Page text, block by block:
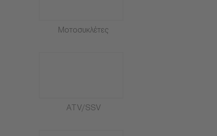
Μοτοσυκλέτες
ATV/SSV